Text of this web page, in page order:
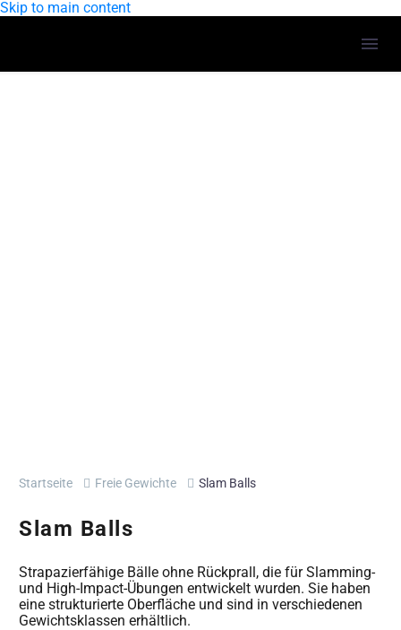
Skip to main content
Startseite Freie Gewichte Slam Balls
Slam Balls
Strapazierfähige Bälle ohne Rückprall, die für Slamming-
und High-Impact-Übungen entwickelt wurden. Sie haben
eine strukturierte Oberfläche und sind in verschiedenen
Gewichtsklassen erhältlich.